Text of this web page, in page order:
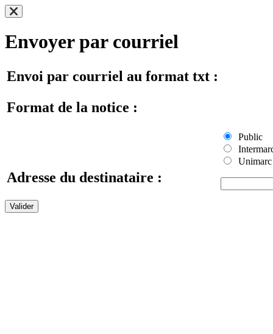
Envoyer par courriel
Envoi par courriel au format txt :
Format de la notice :
Public
Unimarc
Adresse du destinataire :